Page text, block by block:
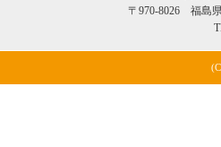
〒970-8026 福島